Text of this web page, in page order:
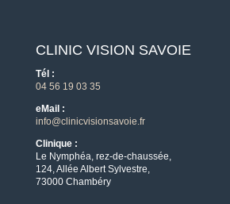
CLINIC VISION SAVOIE
Tél :
04 56 19 03 35
eMail :
info@clinicvisionsavoie.fr
Clinique :
Le Nymphéa, rez-de-chaussée,
124, Allée Albert Sylvestre,
73000 Chambéry